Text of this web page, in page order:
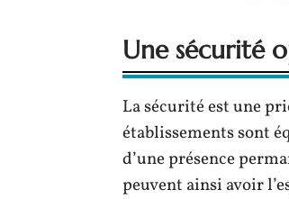
Une sécurité
La sécurité est une
établissements sont
d’une présence
peuvent ainsi avoir